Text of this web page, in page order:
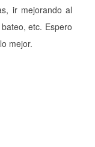
ir mejorando al
etc. Espero
mejor.